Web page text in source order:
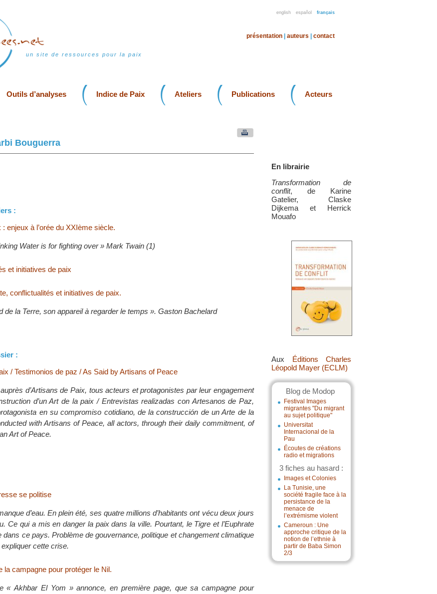
english español français
un site de ressources pour la paix
présentation auteurs contact
Outils d’analyses Indice de Paix Ateliers Publications Acteurs
En librairie
Transformation de
conflit, de Karine
Gatelier, Claske
Dijkema et Herrick
Mouafo
Aux Éditions Charles
Léopold Mayer (ECLM)
Blog de Modop
Festival Images
migrantes "Du migrant
au sujet politique"
Universitat
Internacional de la
Pau
Écoutes de créations
radio et migrations
3 fiches au hasard :
Images et Colonies
La Tunisie, une
société fragile face à la
persistance de la
menace de
l’extrémisme violent
Cameroun : Une
approche critique de la
notion de l’ethnie à
partir de Baba Simon
2/3
Bouguerra
:
enjeux à l’orée du XXIème siècle.
Water is for fighting over » Mark Twain (1)
et initiatives de paix
conflictualités et initiatives de paix.
de la Terre, son appareil à regarder le temps ». Gaston Bachelard
:
/ Testimonios de paz / As Said by Artisans of Peace
d’Artisans de Paix, tous acteurs et protagonistes par leur engagement
d’un Art de la paix / Entrevistas realizadas con Artesanos de Paz,
en su compromiso cotidiano, de la construcción de un Arte de la
with Artisans of Peace, all actors, through their daily commitment, of
Art of Peace.
se politise
d’eau. En plein été, ses quatre millions d’habitants ont vécu deux jours
Ce qui a mis en danger la paix dans la ville. Pourtant, le Tigre et l’Euphrate
dans ce pays. Problème de gouvernance, politique et changement climatique
cette crise.
la campagne pour protéger le Nil.
« Akhbar El Yom » annonce, en première page, que sa campagne pour